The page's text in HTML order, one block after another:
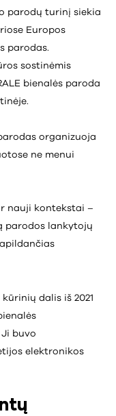
parodų turinį siekia
Europos
parodas.
sostinėmis
bienalės paroda
organizuoja
ne menui
nauji kontekstai –
parodos lankytojų
dalis iš 2021
Ji buvo
elektronikos